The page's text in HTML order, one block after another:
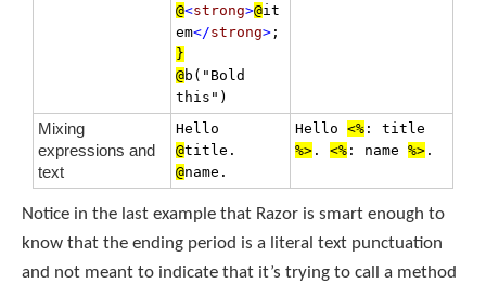
@<strong>@it
em</strong>
}
@b("Bold
this")
Mixing
expressions and
text
@
@name.
Hello <%
%> . <% : name %> .
Notice in the last example that Razor is smart enough to
know that the ending period is a literal text punctuation
and not meant to indicate that it’s trying to call a method